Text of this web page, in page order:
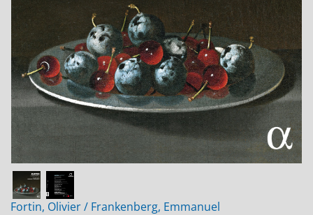
Jobs bei Naxos
Naxos Deutschland Blog
Naxos weltweit
Fortin, Olivier / Frankenberg, Emmanuel